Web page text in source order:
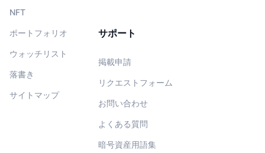
NFT
ポートフォリオ
ウォッチリスト
落書き
サイトマップ
サポート
掲載申請
リクエストフォーム
お問い合わせ
よくある質問
暗号資産用語集